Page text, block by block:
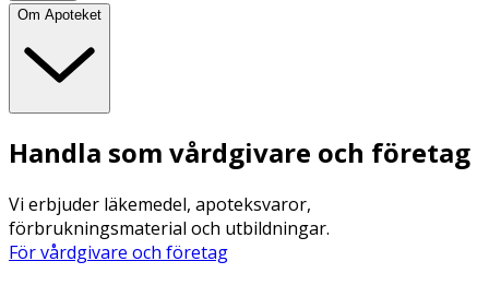
Om Apoteket
Handla som vårdgivare och företag
Vi erbjuder läkemedel, apoteksvaror,
förbrukningsmaterial och utbildningar.
För vårdgivare och företag